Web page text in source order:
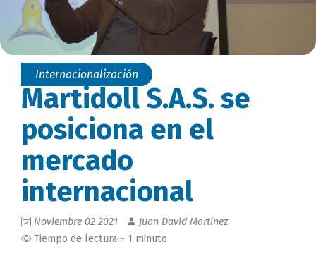
Internacionalización
Martidoll S.A.S. se
posiciona en el
mercado
internacional
Noviembre 02 2021
Juan David Martinez
Tiempo de lectura ~ 1 minuto